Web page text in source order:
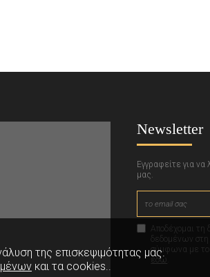
Newsletter
Εγγραφείτε για
μας.
Αποδέχομαι τη
δεδομένων στη
σύμφωνα με
εδώ
της επισκεψιμότητας μας.
και τα cookies..